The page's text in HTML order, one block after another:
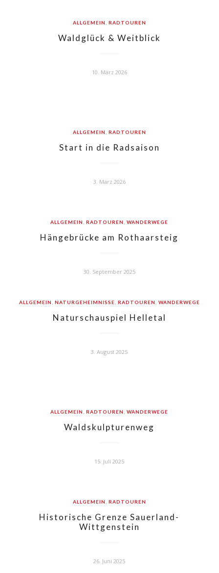
ALLGEMEIN RADTOUREN
Waldglück & Weitblick
10. März 2026
ALLGEMEIN RADTOUREN
Start in die Radsaison
3. März 2026
ALLGEMEIN ,RADTOUREN ,WANDERWEGE
Hängebrücke am Rothaarsteig
30. September 2025
ALLGEMEIN NATURGEHEIMNISSE RADTOUREN WANDERWEGE
Naturschauspiel Helletal
3. August 2025
ALLGEMEIN ,RADTOUREN ,WANDERWEGE
Waldskulpturenweg
15. Juli 2025
ALLGEMEIN RADTOUREN
Historische Grenze Sauerland-
Wittgenstein
26. Juni 2025